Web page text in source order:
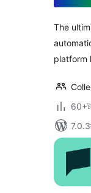
The
platform
7.0.3ৰ